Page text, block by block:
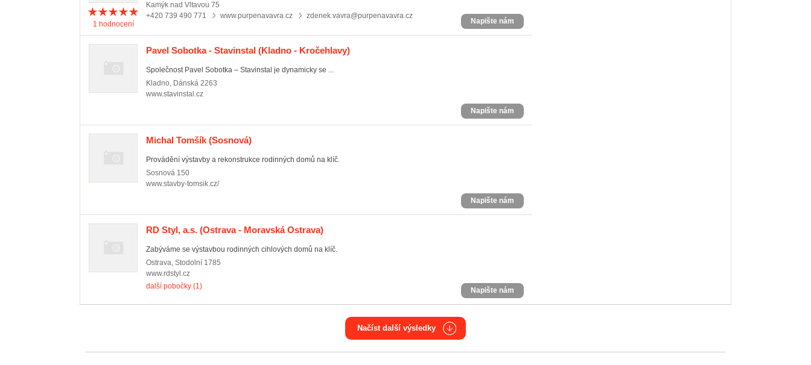
1 hodnocení
Kamýk nad Vltavou 75
+420 739 490 771
www.purpenavavra.cz zdenek.vavra@purpenavavra.cz
Napište nám
Pavel Sobotka - Stavinstal (Kladno - Kročehlavy)
Společnost Pavel Sobotka – Stavinstal je dynamicky se ...
Kladno, Dánská 2263
www.stavinstal.cz
Napište nám
Michal Tomšík (Sosnová)
Provádění výstavby a rekonstrukce rodinných domů na klíč.
Sosnová 150
www.stavby-tomsik.cz/
Napište nám
RD Styl, a.s. (Ostrava - Moravská Ostrava)
Zabýváme se výstavbou rodinných cihlových domů na klíč.
Ostrava, Stodolní 1785
www.rdstyl.cz
další pobočky (1)
Napište nám
Načíst další výsledky